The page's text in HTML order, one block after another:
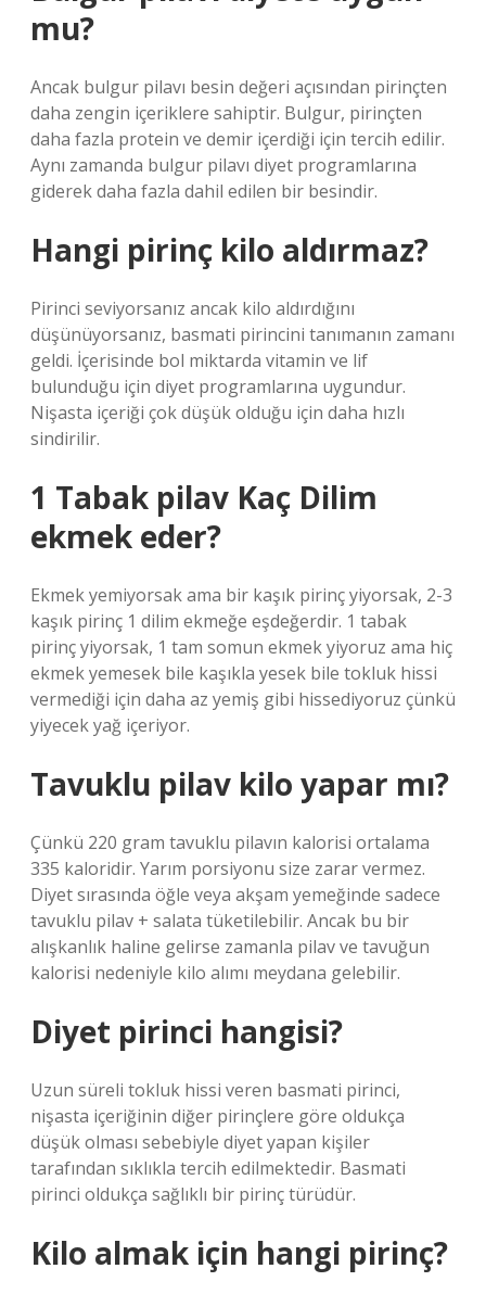
mu?
Ancak bulgur pilavı besin değeri açısından pirinçten
daha zengin içeriklere sahiptir. Bulgur, pirinçten
daha fazla protein ve demir içerdiği için tercih edilir.
Aynı zamanda bulgur pilavı diyet programlarına
giderek daha fazla dahil edilen bir besindir.
Hangi pirinç kilo aldırmaz?
Pirinci seviyorsanız ancak kilo aldırdığını
düşünüyorsanız, basmati pirincini tanımanın zamanı
geldi. İçerisinde bol miktarda vitamin ve lif
bulunduğu için diyet programlarına uygundur.
Nişasta içeriği çok düşük olduğu için daha hızlı
sindirilir.
1 Tabak pilav Kaç Dilim
ekmek eder?
Ekmek yemiyorsak ama bir kaşık pirinç yiyorsak, 2-3
kaşık pirinç 1 dilim ekmeğe eşdeğerdir. 1 tabak
pirinç yiyorsak, 1 tam somun ekmek yiyoruz ama hiç
ekmek yemesek bile kaşıkla yesek bile tokluk hissi
vermediği için daha az yemiş gibi hissediyoruz çünkü
yiyecek yağ içeriyor.
Tavuklu pilav kilo yapar mı?
Çünkü 220 gram tavuklu pilavın kalorisi ortalama
335 kaloridir. Yarım porsiyonu size zarar vermez.
Diyet sırasında öğle veya akşam yemeğinde sadece
tavuklu pilav + salata tüketilebilir. Ancak bu bir
alışkanlık haline gelirse zamanla pilav ve tavuğun
kalorisi nedeniyle kilo alımı meydana gelebilir.
Diyet pirinci hangisi?
Uzun süreli tokluk hissi veren basmati pirinci,
nişasta içeriğinin diğer pirinçlere göre oldukça
düşük olması sebebiyle diyet yapan kişiler
tarafından sıklıkla tercih edilmektedir. Basmati
pirinci oldukça sağlıklı bir pirinç türüdür.
Kilo almak için hangi pirinç?